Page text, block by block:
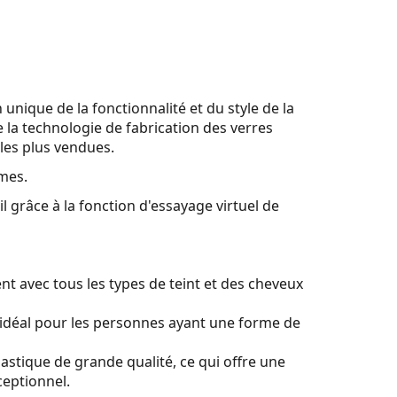
de la fonctionnalité et du style de la
technologie de fabrication des verres
plus vendues.
grâce à la fonction d'essayage virtuel de
avec tous les types de teint et des cheveux
pour les personnes ayant une forme de
de grande qualité, ce qui offre une